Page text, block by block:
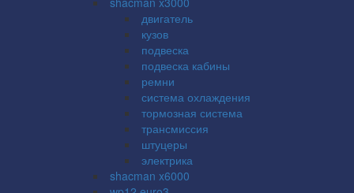
двигатель
кузов
подвеска
подвеска кабины
ремни
система охлаждения
тормозная система
трансмиссия
штуцеры
электрика
shacman x6000